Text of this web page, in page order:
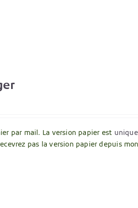
par mail. La version papier est
pas la version papier depuis